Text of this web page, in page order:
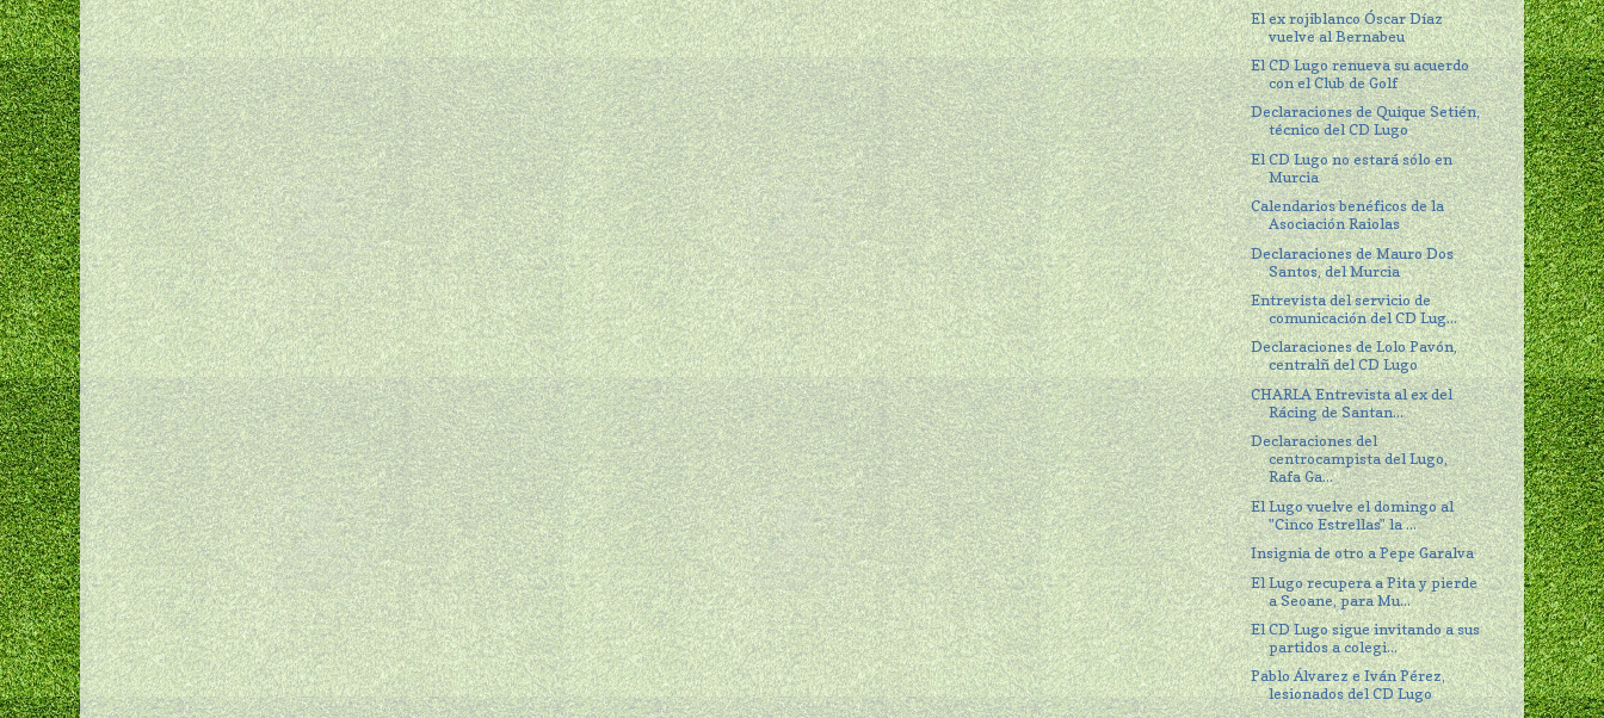
El ex rojiblanco Óscar Díaz
vuelve al Bernabeu
El CD Lugo renueva su acuerdo
con el Club de Golf
Declaraciones de Quique Setién,
técnico del CD Lugo
El CD Lugo no estará sólo en
Murcia
Calendarios benéficos de la
Asociación Raiolas
Declaraciones de Mauro Dos
Santos, del Murcia
Entrevista del servicio de
comunicación del CD Lug...
Declaraciones de Lolo Pavón,
centralñ del CD Lugo
CHARLA Entrevista al ex del
Rácing de Santan...
Declaraciones del
centrocampista del Lugo,
Rafa Ga...
El Lugo vuelve el domingo al
"Cinco Estrellas" la ...
Insignia de otro a Pepe Garalva
El Lugo recupera a Pita y pierde
a Seoane, para Mu...
El CD Lugo sigue invitando a sus
partidos a colegi...
Pablo Álvarez e Iván Pérez,
lesionados del CD Lugo